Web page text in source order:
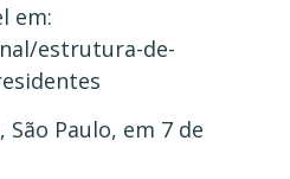
em:
estrutura-de-
São Paulo, em 7 de